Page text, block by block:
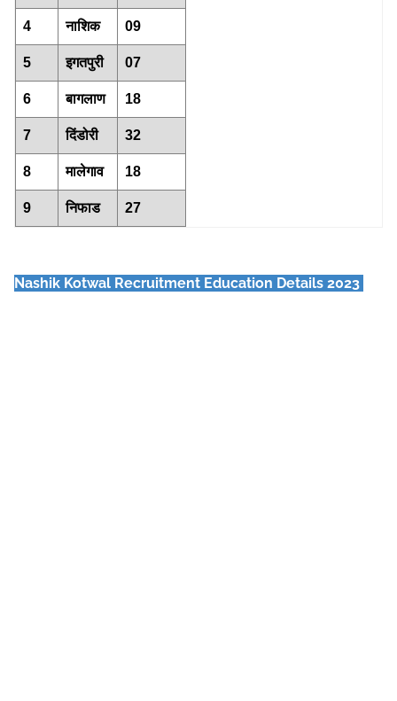
4 नाशिक 09
5 इगतपुरी 07
6 बागलाण 18
7 दिंडोरी 32
8 मालेगाव 18
9 निफाड 27
Nashik Kotwal Recruitment Education Details 2023